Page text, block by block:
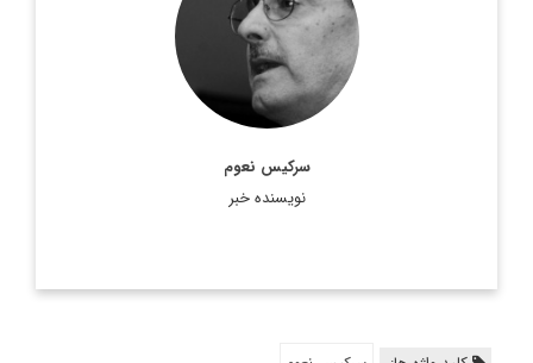
سرکیس نعوم
نویسنده خبر
نويسان روزنامه النهار است. وی در سال 2011 جایزه جهانی جبران
خلیل جبران را در استرالیا دریافت کرد. ...
اطلاعات بیشتر